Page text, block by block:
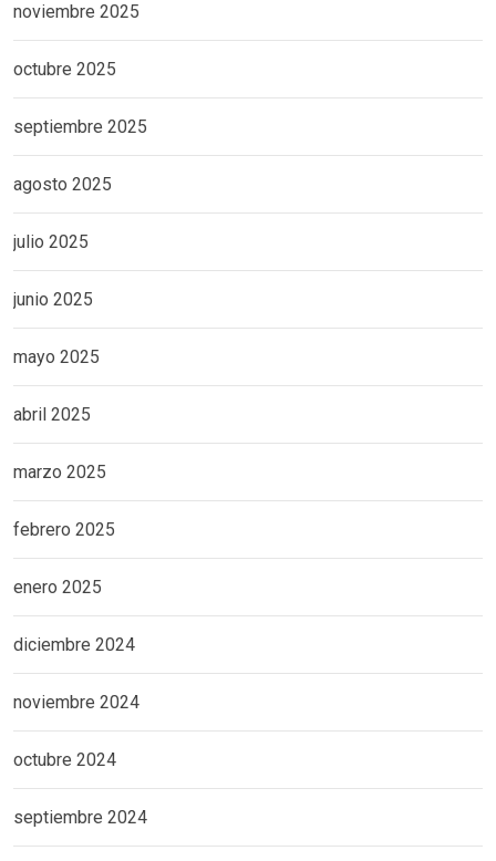
noviembre 2025
octubre 2025
septiembre 2025
agosto 2025
julio 2025
junio 2025
mayo 2025
abril 2025
marzo 2025
febrero 2025
enero 2025
diciembre 2024
noviembre 2024
octubre 2024
septiembre 2024